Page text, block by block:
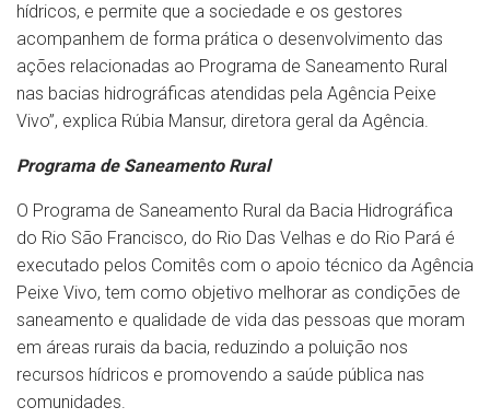
hídricos, e permite que a sociedade e os gestores
acompanhem de forma prática o desenvolvimento das
ações relacionadas ao Programa de Saneamento Rural
nas bacias hidrográficas atendidas pela Agência Peixe
Vivo”, explica Rúbia Mansur, diretora geral da Agência.
Programa de Saneamento Rural
O Programa de Saneamento Rural da Bacia Hidrográfica
do Rio São Francisco, do Rio Das Velhas e do Rio Pará é
executado pelos Comitês com o apoio técnico da Agência
Peixe Vivo, tem como objetivo melhorar as condições de
saneamento e qualidade de vida das pessoas que moram
em áreas rurais da bacia, reduzindo a poluição nos
recursos hídricos e promovendo a saúde pública nas
comunidades.